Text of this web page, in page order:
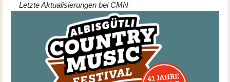
Letzte Aktualisierungen bei CMN